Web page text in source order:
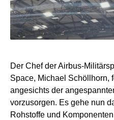
Der Chef der Airbus-
Space, Michael Schöllhorn,
angesichts der
vorzusorgen. Es gehe nun
Rohstoffe und